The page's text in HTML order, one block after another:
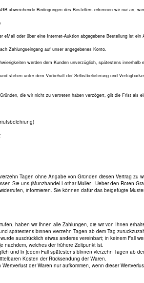
abweichende Bedingungen des Bestellers erkennen wir nur an,
eMail oder über eine Internet-Auktion abgegebene Bestellung ist
Zahlungseingang auf unser angegebenes Konto.
werden dem Kunden unverzüglich, spätestens innerhalb
stehen unter dem Vorbehalt der Selbstbelieferung und
die wir nicht zu vertreten haben verzögert, gilt die Frist als
Tagen ohne Angabe von Gründen diesen Vertrag zu
Sie uns (Münzhandel Lothar Müller , Ueber den Roten
informieren. Sie können dafür das beigefügte
haben wir Ihnen alle Zahlungen, die wir von Ihnen
spätestens binnen vierzehn Tagen ab dem Tag
ausdrücklich etwas anderes vereinbart; in keinem Fall
nachdem, welches der frühere Zeitpunkt ist.
und in jedem Fall spätestens binnen vierzehn Tagen ab
Kosten der Rücksendung der Waren.
der Waren nur aufkommen, wenn dieser